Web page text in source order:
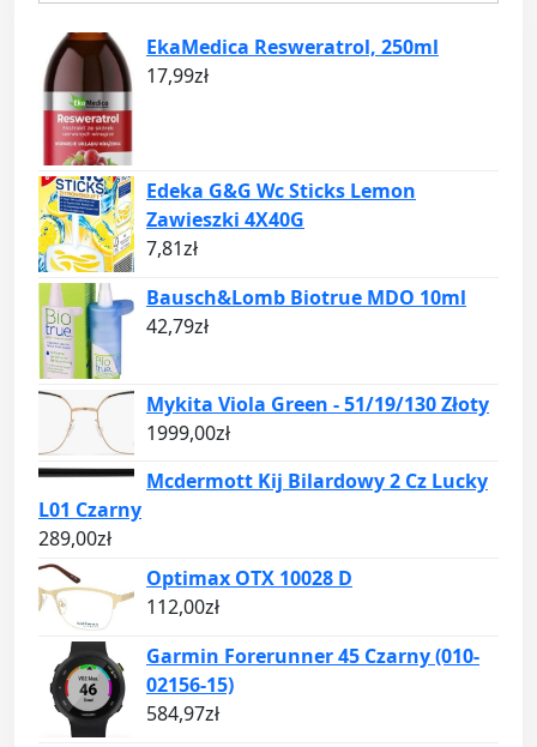
EkaMedica Resweratrol, 250ml
17,99zł
Edeka G&G Wc Sticks Lemon
Zawieszki 4X40G
7,81zł
Bausch&Lomb Biotrue MDO 10ml
42,79zł
Mykita Viola Green - 51/19/130 Złoty
1999,00zł
Mcdermott Kij Bilardowy 2 Cz Lucky
L01 Czarny
289,00zł
Optimax OTX 10028 D
112,00zł
Garmin Forerunner 45 Czarny (010-
02156-15)
584,97zł